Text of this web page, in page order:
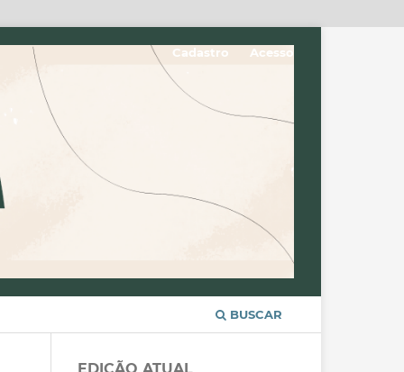
BUSCAR
Cadastro Acesso